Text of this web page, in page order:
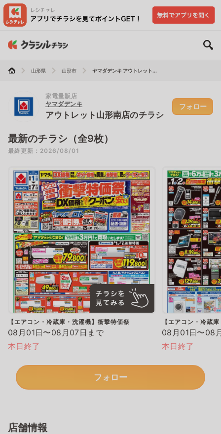
山形県 山形市 ヤマダデンキ アウトレット...
家電量販店
ヤマダデンキ
アウトレット山形南店のチラシ
フォロー
最新のチラシ（全9枚）
最終更新：2026/08/01
【エアコン・冷蔵庫・洗濯機】衝撃特価祭
08月01日〜08月07日まで
本日終了
【エアコン・冷蔵
08月01日〜08
本日終了
フォロー
店舗情報